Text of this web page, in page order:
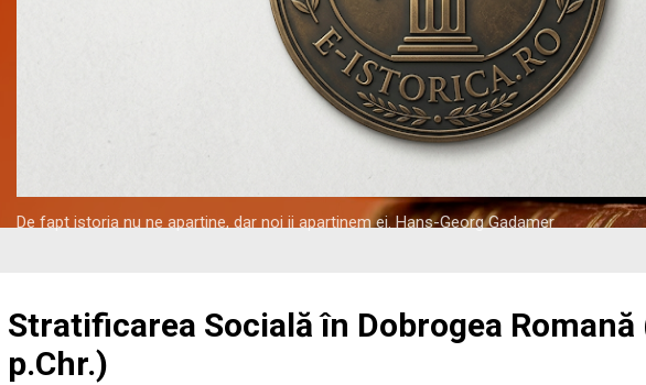
De fapt istoria nu ne apartine, dar noi ii apartinem ei. Hans-Georg Gadamer
Stratificarea Socială în Dobrogea Romană
p.Chr.)